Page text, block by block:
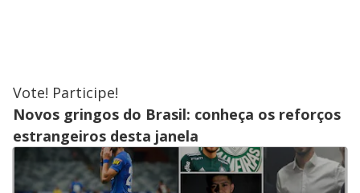
Vote! Participe!
Novos gringos do Brasil: conheça os reforços
estrangeiros desta janela